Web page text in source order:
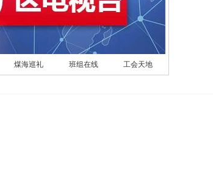
煤海巡礼 班组在线 工会天地